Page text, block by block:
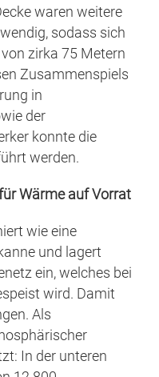
waren weitere
sodass sich
zirka 75 Metern
Zusammenspiels
in
der
konnte die
werden.
Wärme auf Vorrat
wie eine
und lagert
ein, welches bei
wird. Damit
Als
In der unteren